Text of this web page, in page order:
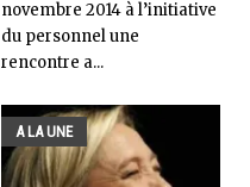
novembre 2014 à l’initiative
du personnel une
rencontre a...
A LA UNE